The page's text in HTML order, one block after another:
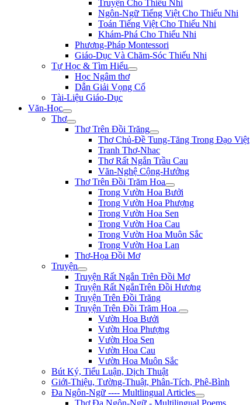
Truyện Cho Thiếu Nhi
Ngôn-Ngữ Tiếng Việt Cho Thiếu Nhi
Toán Tiếng Việt Cho Thiếu Nhi
Khám-Phá Cho Thiếu Nhi
Phương-Pháp Montessori
Giáo-Dục Và Chăm-Sóc Thiếu Nhi
Tự Học & Tìm Hiểu
Học Ngâm thơ
Dẫn Giải Vọng Cổ
Tài-Liệu Giáo-Dục
Văn-Học
Thơ
Thơ Trên Đồi Trăng
Thơ Chủ-Đề Tung-Tăng Trong Đạo Việt
Tranh Thơ-Nhac
Thơ Rất Ngắn Trầu Cau
Văn-Nghệ Cộng-Hưởng
Thơ Trên Đồi Trăm Hoa
Trong Vườn Hoa Bưởi
Trong Vườn Hoa Phượng
Trong Vườn Hoa Sen
Trong Vườn Hoa Cau
Trong Vườn Hoa Muôn Sắc
Trong Vườn Hoa Lan
Thơ-Họa Đồi Mơ
Truyện
Truyện Rất Ngắn Trên Đồi Mơ
Truyện Rất NgắnTrên Đồi Hương
Truyện Trên Đồi Trăng
Truyện Trên Đồi Trăm Hoa
Vườn Hoa Bưởi
Vườn Hoa Phượng
Vườn Hoa Sen
Vườn Hoa Cau
Vườn Hoa Muôn Sắc
Bút Ký, Tiểu Luận, Dịch Thuật
Giới-Thiệu, Tường-Thuật, Phân-Tích, Phê-Bình
Đa Ngôn-Ngữ ---- Multlingual Articles
Thơ Đa Ngôn-Ngữ - Multilingual Poems